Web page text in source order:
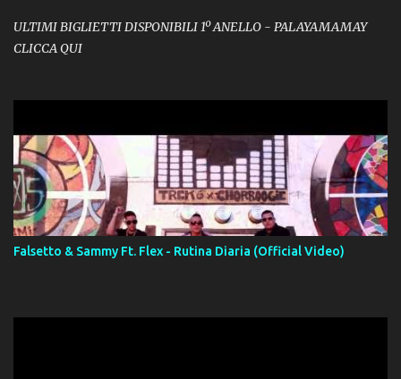
ULTIMI BIGLIETTI DISPONIBILI 1º ANELLO - PALAYAMAMAY
CLICCA QUI
Falsetto & Sammy Ft. Flex - Rutina Diaria (Official Video)